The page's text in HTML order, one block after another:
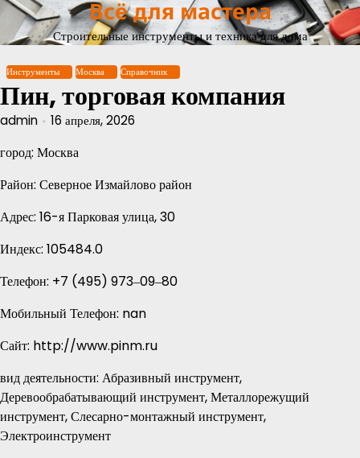
Перейти
содержимому
Всё для мастера
Строительные инструменты и техника для дома
Инструменты Москва Справочник
Пин, торговая компания
admin 16 апреля, 2026
город: Москва
Район: Северное Измайлово район
Адрес: 16-я Парковая улица, 30
Индекс: 105484.0
Телефон: +7 (495) 973‒09‒80
Мобильный Телефон: nan
Сайт: http://www.pinm.ru
вид деятельности: Абразивный инструмент,
Деревообрабатывающий инструмент, Металлорежущий
инструмент, Слесарно-монтажный инструмент,
Электроинструмент